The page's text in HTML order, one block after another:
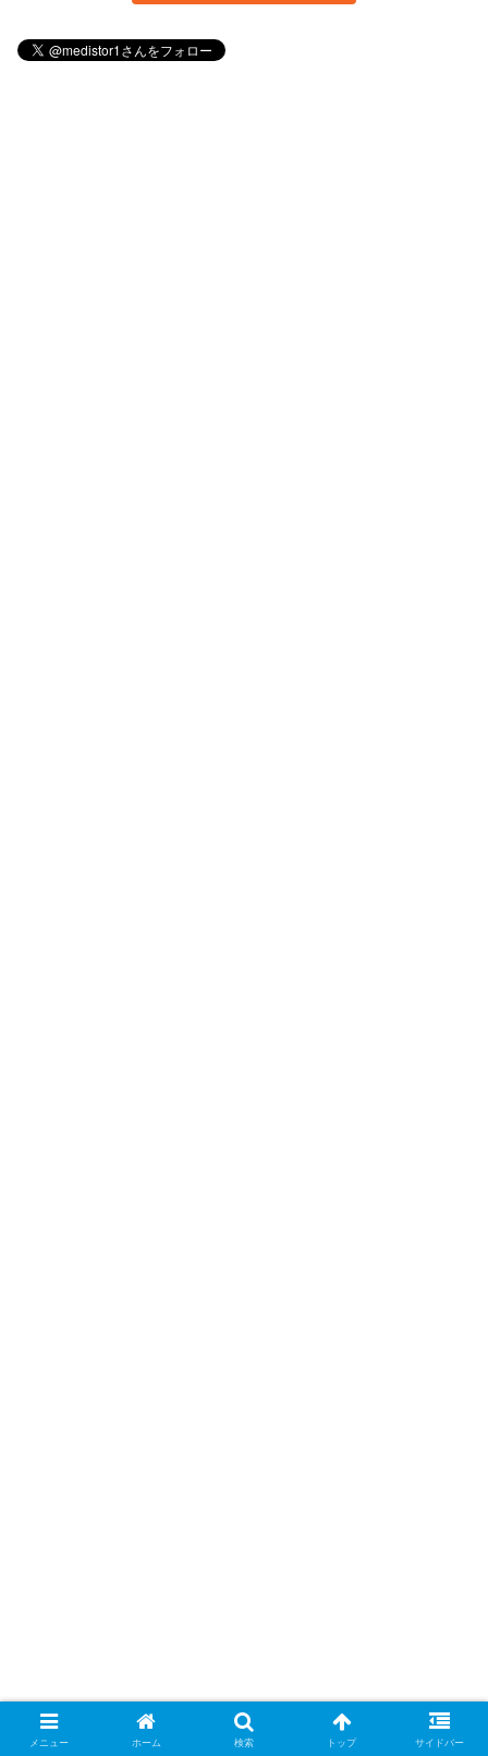
メニュー ホーム 検索 トップ サイドバー